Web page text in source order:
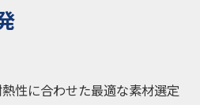
性に合わせた最適な素材選定